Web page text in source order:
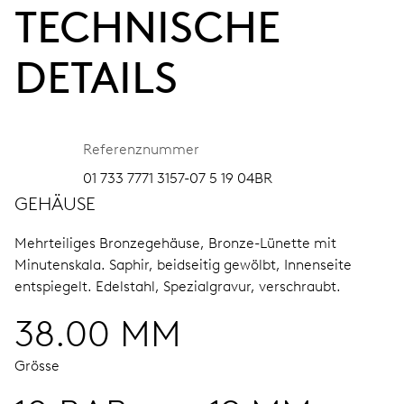
TECHNISCHE
DETAILS
Referenznummer
01 733 7771 3157-07 5 19 04BR
GEHÄUSE
Mehrteiliges Bronzegehäuse, Bronze-Lünette mit
Minutenskala. Saphir, beidseitig gewölbt, Innenseite
entspiegelt. Edelstahl, Spezialgravur, verschraubt.
38.00 MM
Grösse